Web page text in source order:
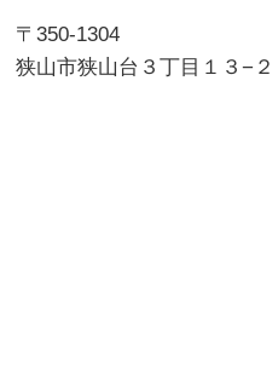
〒350-1304
狭山市狭山台３丁目１３−２